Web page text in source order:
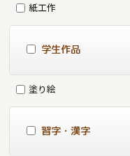
紙工作
学生作品
塗り絵
習字・漢字